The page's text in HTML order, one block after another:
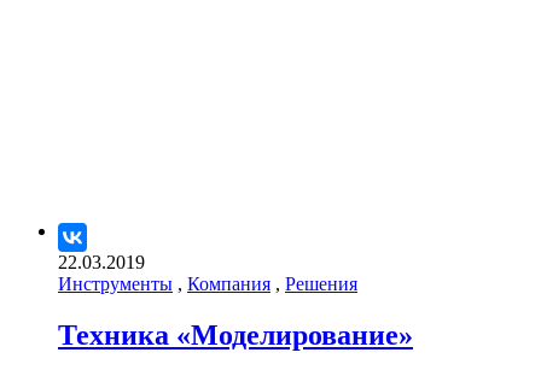
22.03.2019
Инструменты , Компания , Решения
Техника «Моделирование»